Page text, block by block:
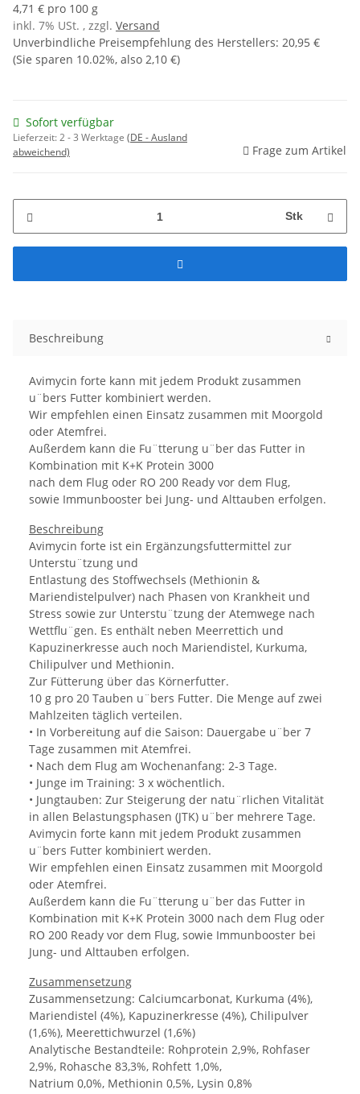
4,71 € pro 100 g
inkl. 7% USt. , zzgl. Versand
Unverbindliche Preisempfehlung des Herstellers: 20,95 €
(Sie sparen 10.02%, also 2,10 €)
Sofort verfügbar
Lieferzeit:2 - 3 Werktage (DE - Ausland
abweichend)
Frage zum Artikel
Stk
Beschreibung
Avimycin forte kann mit jedem Produkt zusammen
u¨bers Futter kombiniert werden.
Wir empfehlen einen Einsatz zusammen mit Moorgold
oder Atemfrei.
Außerdem kann die Fu¨tterung u¨ber das Futter in
Kombination mit K+K Protein 3000
nach dem Flug oder RO 200 Ready vor dem Flug,
sowie Immunbooster bei Jung- und Alttauben erfolgen.
Beschreibung
Avimycin forte ist ein Ergänzungsfuttermittel zur
Unterstu¨tzung und
Entlastung des Stoffwechsels (Methionin &
Mariendistelpulver) nach Phasen von Krankheit und
Stress sowie zur Unterstu¨tzung der Atemwege nach
Wettflu¨gen. Es enthält neben Meerrettich und
Kapuzinerkresse auch noch Mariendistel, Kurkuma,
Chilipulver und Methionin.
Zur Fütterung über das Körnerfutter.
10 g pro 20 Tauben u¨bers Futter. Die Menge auf zwei
Mahlzeiten täglich verteilen.
• In Vorbereitung auf die Saison: Dauergabe u¨ber 7
Tage zusammen mit Atemfrei.
• Nach dem Flug am Wochenanfang: 2-3 Tage.
• Junge im Training: 3 x wöchentlich.
• Jungtauben: Zur Steigerung der natu¨rlichen Vitalität
in allen Belastungsphasen (JTK) u¨ber mehrere Tage.
Avimycin forte kann mit jedem Produkt zusammen
u¨bers Futter kombiniert werden.
Wir empfehlen einen Einsatz zusammen mit Moorgold
oder Atemfrei.
Außerdem kann die Fu¨tterung u¨ber das Futter in
Kombination mit K+K Protein 3000 nach dem Flug oder
RO 200 Ready vor dem Flug, sowie Immunbooster bei
Jung- und Alttauben erfolgen.
Zusammensetzung
Zusammensetzung: Calciumcarbonat, Kurkuma (4%),
Mariendistel (4%), Kapuzinerkresse (4%), Chilipulver
(1,6%), Meerettichwurzel (1,6%)
Analytische Bestandteile: Rohprotein 2,9%, Rohfaser
2,9%, Rohasche 83,3%, Rohfett 1,0%,
Natrium 0,0%, Methionin 0,5%, Lysin 0,8%